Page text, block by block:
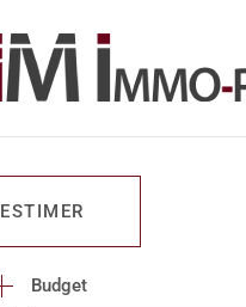
ESTIMER
Budget